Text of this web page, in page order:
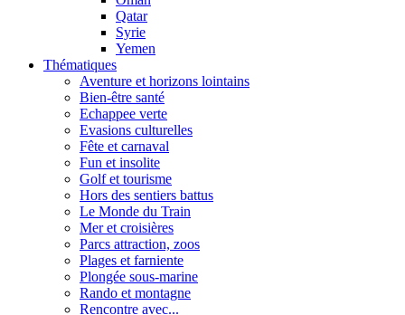
Qatar
Syrie
Yemen
Thématiques
Aventure et horizons lointains
Bien-être santé
Echappee verte
Evasions culturelles
Fête et carnaval
Fun et insolite
Golf et tourisme
Hors des sentiers battus
Le Monde du Train
Mer et croisières
Parcs attraction, zoos
Plages et farniente
Plongée sous-marine
Rando et montagne
Rencontre avec...